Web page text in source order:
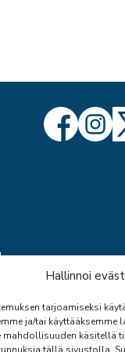
Hallinnoi
tarjoamiseksi
ja/tai käyttääksemme
mahdollisuuden käsitellä